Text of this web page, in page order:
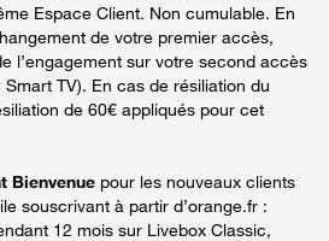
Espace Client. Non cumulable. En
de votre premier accès,
l’engagement sur votre second accès
TV). En cas de résiliation du
de 60€ appliqués pour cet
Bienvenue pour les nouveaux clients
souscrivant à partir d’orange.fr :
12 mois sur Livebox Classic,